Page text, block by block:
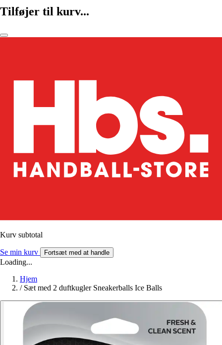
Tilføjer til kurv...
Kurv subtotal
Se min kurv Fortsæt med at handle
Loading...
Hjem
/ Sæt med 2 duftkugler Sneakerballs Ice Balls